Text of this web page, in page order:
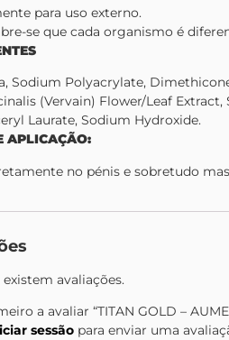
para uso externo.
se que cada organismo é
Sodium Polyacrylate,
(Vervain) Flower/Leaf
Laurate, Sodium Hydroxide.
APLICAÇÃO:
no pénis e sobretudo
avaliações.
a avaliar “TITAN GOLD –
sessão para enviar uma